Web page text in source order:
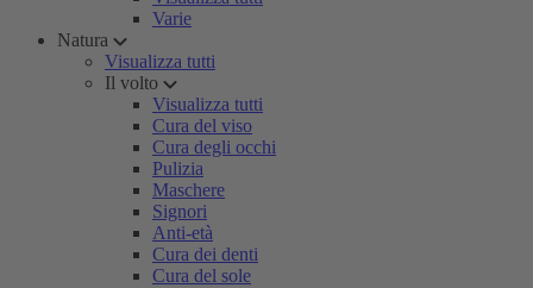
Varie
Natura
Visualizza tutti
Il volto
Visualizza tutti
Cura del viso
Cura degli occhi
Pulizia
Maschere
Signori
Anti-età
Cura dei denti
Cura del sole